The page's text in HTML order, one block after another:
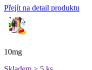
Přejít na detail produktu
10mg